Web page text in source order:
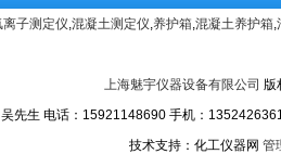
离子测定仪,混凝土测定仪,养护箱,混凝土养护箱,
上海魅宇仪器设备有限公司 版
先生 电话：15921148690 手机：
技术支持：化工仪器网 管